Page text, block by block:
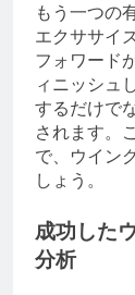
もう一つの
エクササイ
フォワード
ィニッシュ
するだけで
されます。
で、ウイン
しょう。
成功した
分析